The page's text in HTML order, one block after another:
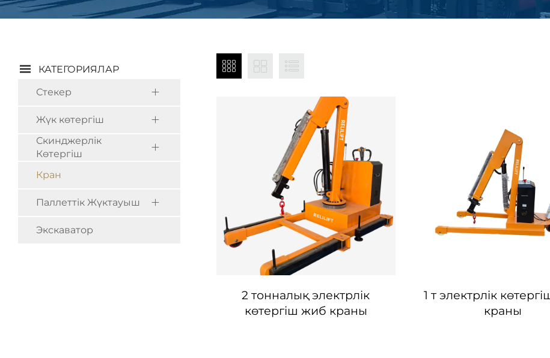
КАТЕГОРИЯЛАР
Стекер
Жүк көтергіш
Скинджерлік
Көтергіш
Кран
Паллеттік Жүктауыш
Экскаватор
2 тонналық электрлік
көтергіш жиб краны
1 т электрлік
краны